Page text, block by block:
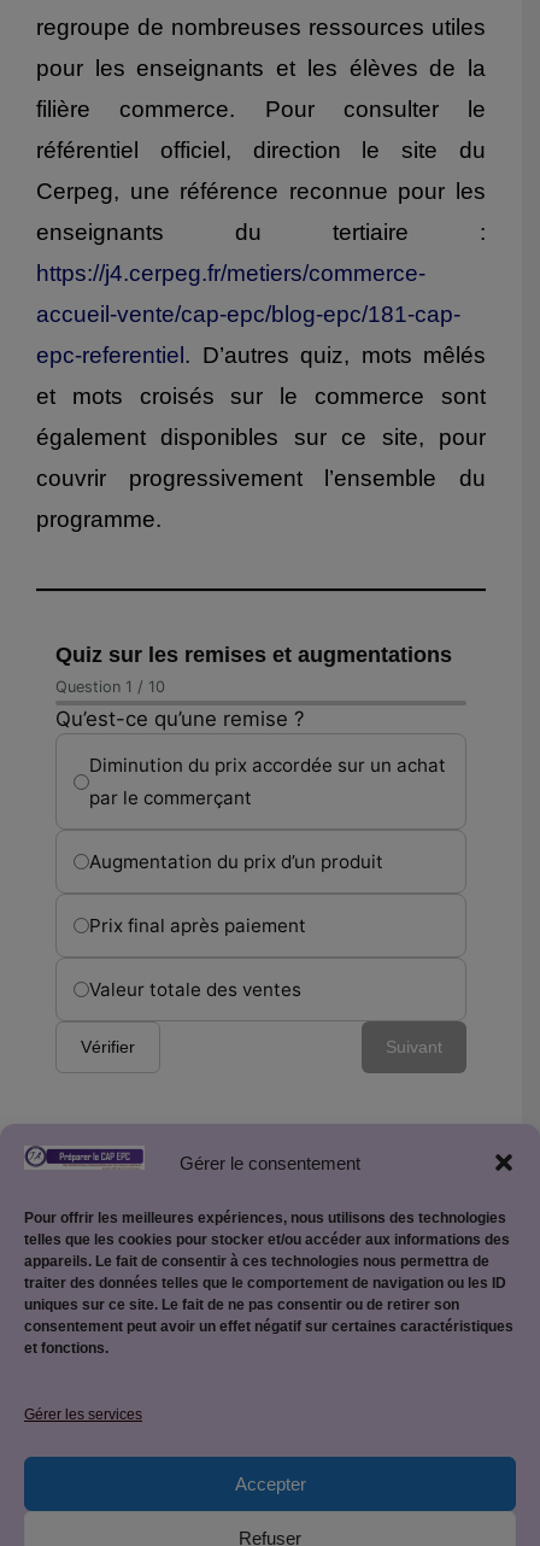
Gérer le consentement
Pour offrir les meilleures expériences, nous utilisons des technologies
telles que les cookies pour stocker et/ou accéder aux informations des
appareils. Le fait de consentir à ces technologies nous permettra de
traiter des données telles que le comportement de navigation ou les ID
uniques sur ce site. Le fait de ne pas consentir ou de retirer son
consentement peut avoir un effet négatif sur certaines caractéristiques
et fonctions.
Gérer les services
Accepter
Refuser
regroupe de nombreuses ressources utiles
pour les enseignants et les élèves de la
filière commerce. Pour consulter le
référentiel officiel, direction le site du
Cerpeg, une référence reconnue pour les
enseignants du tertiaire :
https://j4.cerpeg.fr/metiers/commerce-
accueil-vente/cap-epc/blog-epc/181-cap-
epc-referentiel. D’autres quiz, mots mêlés
et mots croisés sur le commerce sont
également disponibles sur ce site, pour
couvrir progressivement l’ensemble du
programme.
Quiz sur les remises et augmentations
Question 1 / 10
Qu’est-ce qu’une remise ?
Diminution du prix accordée sur un achat
par le commerçant
Augmentation du prix d’un produit
Prix final après paiement
Valeur totale des ventes
Vérifier Suivant
Retour vers la page des Quiz